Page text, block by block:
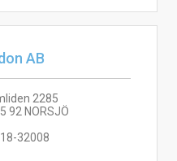
AB
2285
92 NORSJÖ
32008